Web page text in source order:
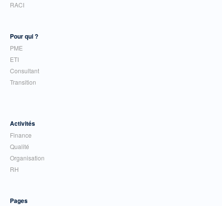
RACI
Pour qui ?
PME
ETI
Consultant
Transition
Activités
Finance
Qualité
Organisation
RH
Pages